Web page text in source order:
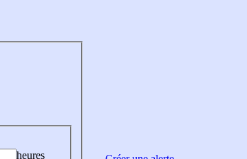
heures